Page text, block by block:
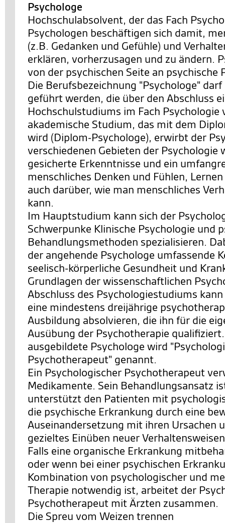
Psychologe
Hochschulabsolvent, der das Fach
Psychologen beschäftigen sich damit,
(z.B. Gedanken und Gefühle) und
erklären, vorherzusagen und zu ändern.
von der psychischen Seite an psychische
Die Berufsbezeichnung "Psychologe"
geführt werden, die über den Abschluss
Hochschulstudiums im Fach Psychologie
akademische Studium, das mit dem
wird (Diplom-Psychologe), erwirbt der
verschiedenen Gebieten der Psychologie
gesicherte Erkenntnisse und ein
menschliches Denken und Fühlen,
auch darüber, wie man menschliches
kann.
Im Hauptstudium kann sich der
Schwerpunke Klinische Psychologie und
Behandlungsmethoden spezialisieren.
der angehende Psychologe umfassende
seelisch-körperliche Gesundheit und
Grundlagen der wissenschaftlichen
Abschluss des Psychologiestudiums
eine mindestens dreijährige
Ausbildung absolvieren, die ihn für die
Ausübung der Psychotherapie
ausgebildete Psychologe wird
Psychotherapeut" genannt.
Ein Psychologischer Psychotherapeut
Medikamente. Sein Behandlungsansatz
unterstützt den Patienten mit
die psychische Erkrankung durch eine
Auseinandersetzung mit ihren Ursachen
gezieltes Einüben neuer
Falls eine organische Erkrankung
oder wenn bei einer psychischen
Kombination von psychologischer und
Therapie notwendig ist, arbeitet der
Psychotherapeut mit Ärzten zusammen.
Die Spreu vom Weizen trennen